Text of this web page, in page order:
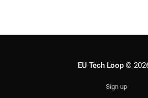
EU Tech Loop©
Sign up